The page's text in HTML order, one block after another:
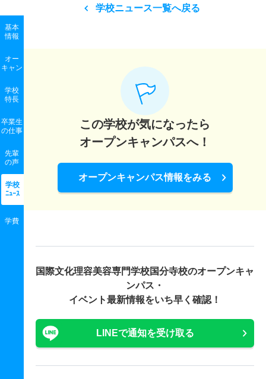
基本
情報
オー
キャン
学校
特長
卒業生
の仕事
先輩
の声
学校
ﾆｭｰｽ
学費
学校ニュース一覧へ戻る
この学校が気になったら
オープンキャンパスへ！
オープンキャンパス情報をみる
国際文化理容美容専門学校国分寺校のオープンキャ
ンパス・
イベント最新情報をいち早く確認！
LINEで通知を受け取る